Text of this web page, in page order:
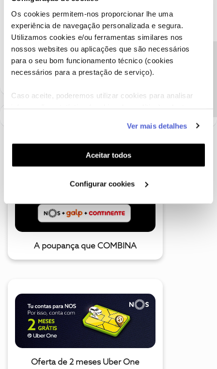
Os cookies permitem-nos proporcionar lhe uma
experiência de navegação personalizada e segura.
Utilizamos cookies e/ou ferramentas similares nos
nossos websites ou aplicações que são necessários
para o seu bom funcionamento técnico (cookies
necessários para a prestação de serviço).
Caso aceite, poderemos utilizar cookies para analisar
funcionalidades (cookies de personalização e
funcionalidade) e adaptar anúncios aos seus interesses
(cookies de publicidade personalizada). Pode gerir a
utilização dos cookies clicando em "Configurar
Ver mais detalhes
Aceitar todos
Configurar cookies
Ajude a comunidade a encontrar informação relevante. Marque
como "Melhor Resposta" e faça "Like" nos melhores comentários.
1 pessoa gostou
A poupança que COMBINA
Oferta de 2 meses Uber One